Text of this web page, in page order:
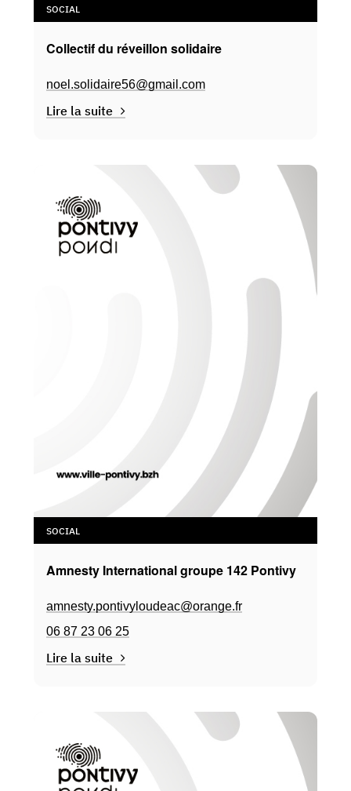
SOCIAL
Collectif du réveillon solidaire
noel.solidaire56@gmail.com
Lire la suite
SOCIAL
Amnesty International groupe 142 Pontivy
amnesty.pontivyloudeac@orange.fr
06 87 23 06 25
Lire la suite